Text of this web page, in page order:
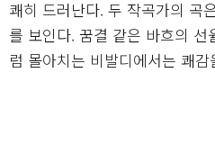
쾌히 드러난다. 두 작곡가의 곡
를 보인다. 꿈결 같은 바흐의 선
럼 몰아치는 비발디에서는 쾌